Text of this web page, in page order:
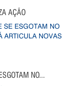
AÇÃO
NO...